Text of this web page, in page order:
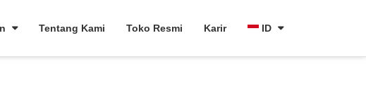
Tentang Kami Toko Resmi Karir ID